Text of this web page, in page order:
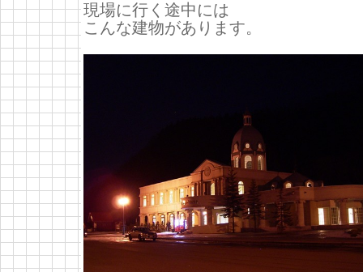
現場に行く途中には
こんな建物があります。